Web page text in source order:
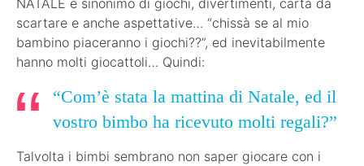
NATALE è sinonimo di giochi, divertimenti, carta da
scartare e anche aspettative… “chissà se al mio
bambino piaceranno i giochi??”, ed inevitabilmente
hanno molti giocattoli… Quindi:
“Com’è stata la mattina di Natale, ed il
vostro bimbo ha ricevuto molti regali?”
Talvolta i bimbi sembrano non saper giocare con i